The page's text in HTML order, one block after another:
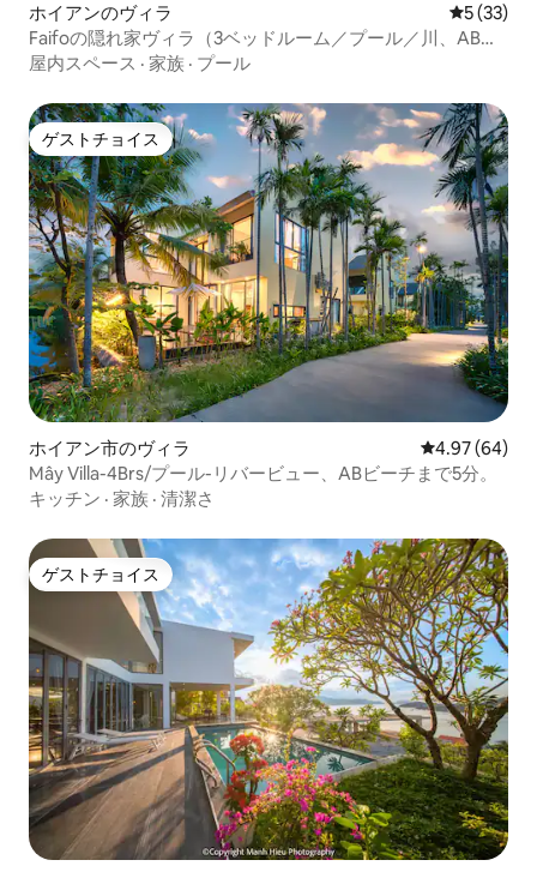
ホイアンのヴィラ レビュー
5 (33)
Faifoの隠れ家ヴィラ（3ベッドルーム／プール／川、ABビ
ーチまで5分）
屋内スペース · 家族 · プール
ゲストチョイス
ゲストチョイス
ホイアン市のヴィラ レビュー64
4.97 (64)
Mây Villa-4Brs/プール-リバービュー、ABビーチまで5分。
キッチン · 家族 · 清潔さ
ゲストチョイス
ゲストチョイス